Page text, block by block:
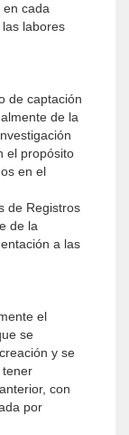
en cada
labores
de captación
de la
el propósito
en el
de Registros
de la
a las
el
se
y se
tener
con
por